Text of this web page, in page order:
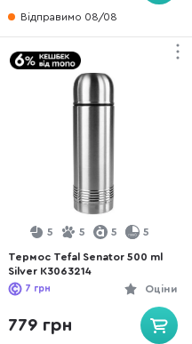
Відправимо 08/08
5 5 5 5
Термос Tefal Senator 500 ml
Silver K3063214
Оціни
7 грн
779 грн